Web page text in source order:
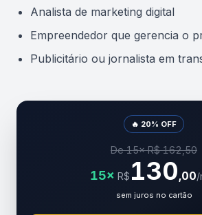
Analista de marketing digital
Empreendedor que gerencia o
Publicitário ou jornalista em
🔥 20% OFF
De 15× R$ 162,50
15× R$ 130,00/
sem juros no cartão